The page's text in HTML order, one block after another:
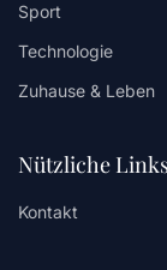
Sport
Technologie
Zuhause & Leben
Nützliche
Kontakt